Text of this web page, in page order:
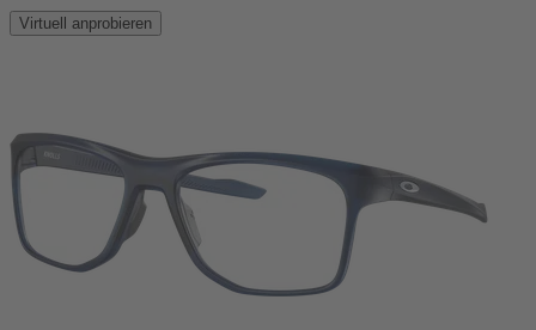
Virtuell anprobieren